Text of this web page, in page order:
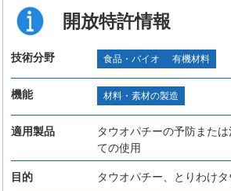
開放特許情報
技術分野 食品・バイオ 有機材料
機能 材料・素材の製造
適用製品
タウオパチーの予防また
ての使用
目的 タウオパチー、とりわけ